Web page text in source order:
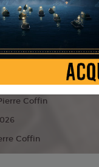
Animazione, Avventura,
Coffin
Coffin